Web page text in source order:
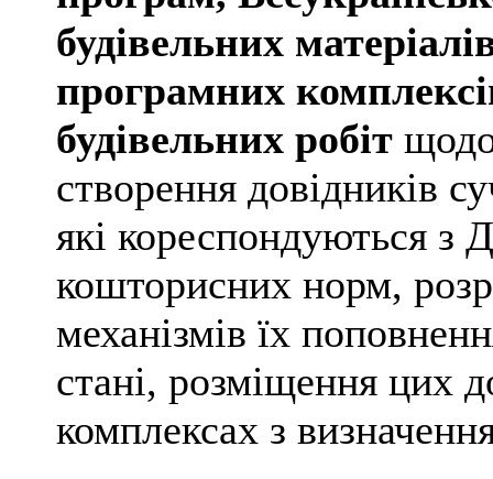
будівельних
програмних
будівельних робіт
створення довідників
які кореспондуються
кошторисних норм,
механізмів їх
стані, розміщення цих
комплексах з